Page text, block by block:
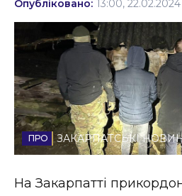
Події
Політика
Соціум
Спорт
Стиль життя
Опубліковано: 13:00, 22.02.2024
ЗАКАРПАТСЬКІ
На Закарпатті